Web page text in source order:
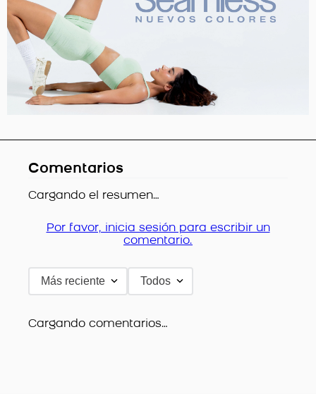
Comentarios
Cargando el resumen…
Por favor, inicia sesión para escribir un
comentario.
Más reciente Todos
Cargando comentarios…